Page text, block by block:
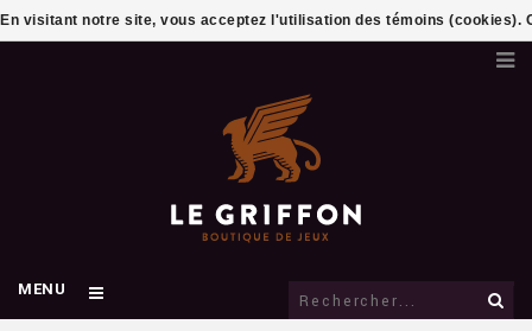
MENU
En visitant notre site, vous acceptez l'utilisation des témoins